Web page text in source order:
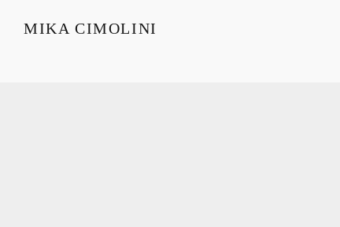
MIKA CIMOLINI